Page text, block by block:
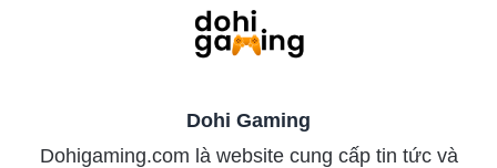
Dohi Gaming
Dohigaming.com là website cung cấp tin tức và